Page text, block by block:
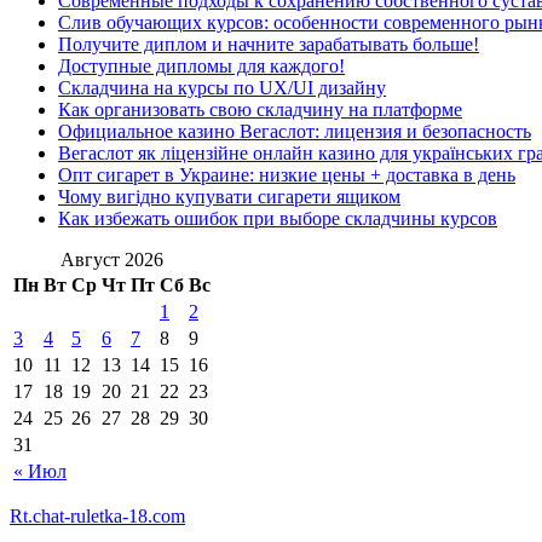
Слив обучающих курсов: особенности современного
Получите диплом и начните зарабатывать больше!
Доступные дипломы для каждого!
Складчина на курсы по UX/UI дизайну
Как организовать свою складчину на платформе
Официальное казино Вегаслот: лицензия и безопасность
Вегаслот як ліцензійне онлайн казино для українських
Опт сигарет в Украине: низкие цены + доставка в день
Чому вигідно купувати сигарети ящиком
Как избежать ошибок при выборе складчины курсов
Август 2026
Пн Вт Ср Чт Пт Сб Вс
« Июл
1
2
3
4 5 6 7 8
9
10 11 12 13 14 15 16
17 18 19 20 21 22 23
24 25 26 27 28 29 30
31
Rt.chat-ruletka-18.com